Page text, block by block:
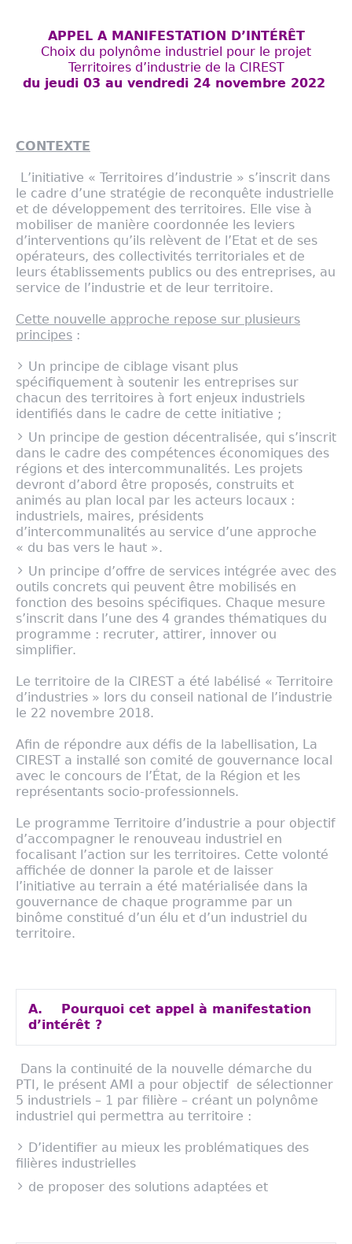
APPEL A MANIFESTATION D’INTÉRÊT
Choix du polynôme industriel pour le projet
Territoires d’industrie de la CIREST
du jeudi 03 au vendredi 24 novembre 2022
CONTEXTE
L’initiative « Territoires d’industrie » s’inscrit dans
le cadre d’une stratégie de reconquête industrielle
et de développement des territoires. Elle vise à
mobiliser de manière coordonnée les leviers
d’interventions qu’ils relèvent de l’Etat et de ses
opérateurs, des collectivités territoriales et de
leurs établissements publics ou des entreprises, au
service de l’industrie et de leur territoire.
Cette nouvelle approche repose sur plusieurs
principes :
Un principe de ciblage visant plus
spécifiquement à soutenir les entreprises sur
chacun des territoires à fort enjeux industriels
identifiés dans le cadre de cette initiative ;
Un principe de gestion décentralisée, qui s’inscrit
dans le cadre des compétences économiques des
régions et des intercommunalités. Les projets
devront d’abord être proposés, construits et
animés au plan local par les acteurs locaux :
industriels, maires, présidents
d’intercommunalités au service d’une approche
« du bas vers le haut ».
Un principe d’offre de services intégrée avec des
outils concrets qui peuvent être mobilisés en
fonction des besoins spécifiques. Chaque mesure
s’inscrit dans l’une des 4 grandes thématiques du
programme : recruter, attirer, innover ou
simplifier.
Le territoire de la CIREST a été labélisé « Territoire
d’industries » lors du conseil national de l’industrie
le 22 novembre 2018.
Afin de répondre aux défis de la labellisation, La
CIREST a installé son comité de gouvernance local
avec le concours de l’État, de la Région et les
représentants socio-professionnels.
Le programme Territoire d’industrie a pour objectif
d’accompagner le renouveau industriel en
focalisant l’action sur les territoires. Cette volonté
affichée de donner la parole et de laisser
l’initiative au terrain a été matérialisée dans la
gouvernance de chaque programme par un
binôme constitué d’un élu et d’un industriel du
territoire.
A.
Pourquoi cet appel à manifestation
d’intérêt ?
Dans la continuité de la nouvelle démarche du
PTI, le présent AMI a pour objectif de sélectionner
5 industriels – 1 par filière – créant un polynôme
industriel qui permettra au territoire :
D’identifier au mieux les problématiques des
filières industrielles
de proposer des solutions adaptées et